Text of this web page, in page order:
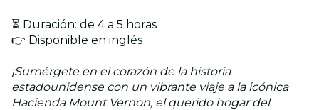
⏳ Duración: de 4 a 5 horas
👉 Disponible en inglés
¡Sumérgete en el corazón de la historia
estadounidense con un vibrante viaje a la icónica
Hacienda Mount Vernon, el querido hogar del